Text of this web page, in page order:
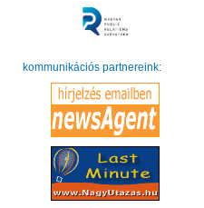
kommunikációs partnereink: